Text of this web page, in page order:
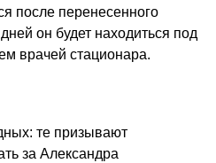
после перенесенного
он будет находиться под
врачей стационара.
те призывают
за Александра